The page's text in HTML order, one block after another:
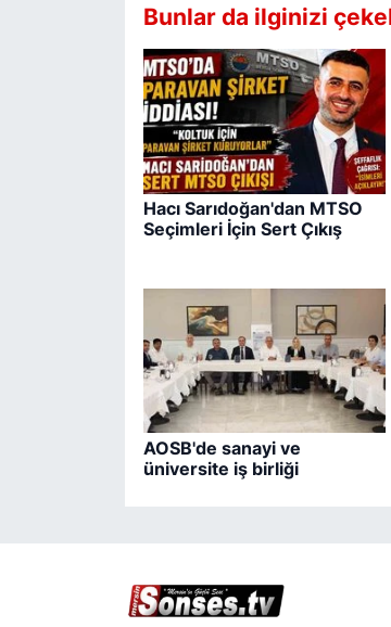
Bunlar da ilginizi
Hacı Sarıdoğan'dan MTSO
Seçimleri İçin Sert Çıkış
AOSB'de sanayi ve
üniversite iş birliği